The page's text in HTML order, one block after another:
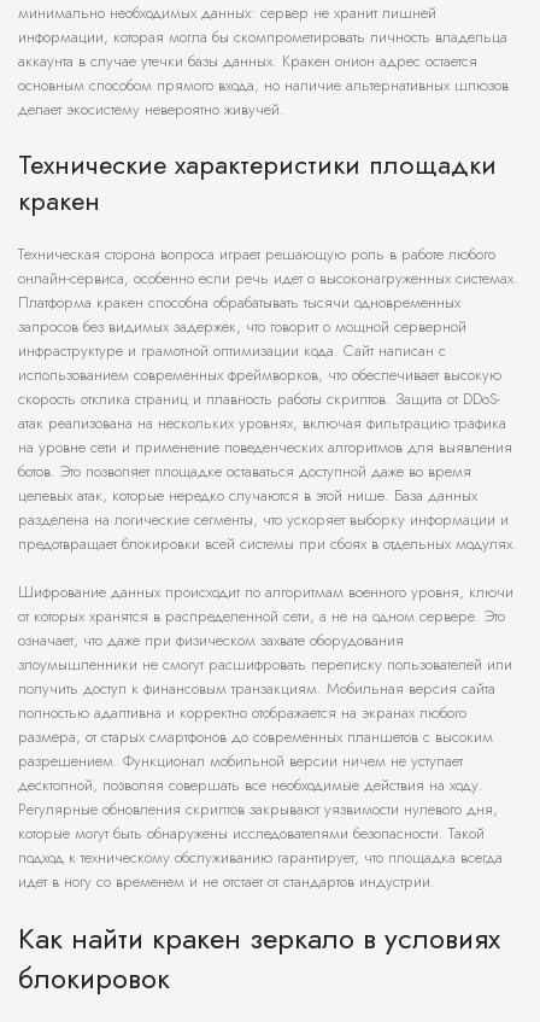
минимально необходимых данных: сервер не хранит лишней
информации, которая могла бы скомпрометировать личность владельца
аккаунта в случае утечки базы данных. Кракен онион адрес остается
основным способом прямого входа, но наличие альтернативных шлюзов
делает экосистему невероятно живучей.
Технические характеристики площадки
кракен
Техническая сторона вопроса играет решающую роль в работе любого
онлайн-сервиса, особенно если речь идет о высоконагруженных системах.
Платформа кракен способна обрабатывать тысячи одновременных
запросов без видимых задержек, что говорит о мощной серверной
инфраструктуре и грамотной оптимизации кода. Сайт написан с
использованием современных фреймворков, что обеспечивает высокую
скорость отклика страниц и плавность работы скриптов. Защита от DDoS-
атак реализована на нескольких уровнях, включая фильтрацию трафика
на уровне сети и применение поведенческих алгоритмов для выявления
ботов. Это позволяет площадке оставаться доступной даже во время
целевых атак, которые нередко случаются в этой нише. База данных
разделена на логические сегменты, что ускоряет выборку информации и
предотвращает блокировки всей системы при сбоях в отдельных модулях.
Шифрование данных происходит по алгоритмам военного уровня, ключи
от которых хранятся в распределенной сети, а не на одном сервере. Это
означает, что даже при физическом захвате оборудования
злоумышленники не смогут расшифровать переписку пользователей или
получить доступ к финансовым транзакциям. Мобильная версия сайта
полностью адаптивна и корректно отображается на экранах любого
размера, от старых смартфонов до современных планшетов с высоким
разрешением. Функционал мобильной версии ничем не уступает
десктопной, позволяя совершать все необходимые действия на ходу.
Регулярные обновления скриптов закрывают уязвимости нулевого дня,
которые могут быть обнаружены исследователями безопасности. Такой
подход к техническому обслуживанию гарантирует, что площадка всегда
идет в ногу со временем и не отстает от стандартов индустрии.
Как найти кракен зеркало в условиях
блокировок